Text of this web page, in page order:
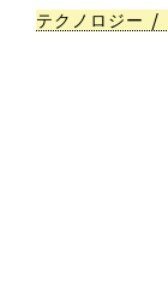
テクノロジー